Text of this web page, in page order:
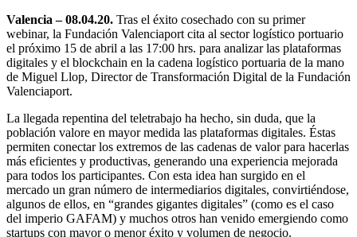
Valencia – 08.04.20. Tras el éxito cosechado con su primer
webinar, la Fundación Valenciaport cita al sector logístico portuario
el próximo 15 de abril a las 17:00 hrs. para analizar las plataformas
digitales y el blockchain en la cadena logístico portuaria de la mano
de Miguel Llop, Director de Transformación Digital de la Fundación
Valenciaport.
La llegada repentina del teletrabajo ha hecho, sin duda, que la
población valore en mayor medida las plataformas digitales. Éstas
permiten conectar los extremos de las cadenas de valor para hacerlas
más eficientes y productivas, generando una experiencia mejorada
para todos los participantes. Con esta idea han surgido en el
mercado un gran número de intermediarios digitales, convirtiéndose,
algunos de ellos, en “grandes gigantes digitales” (como es el caso
del imperio GAFAM) y muchos otros han venido emergiendo como
startups con mayor o menor éxito y volumen de negocio.